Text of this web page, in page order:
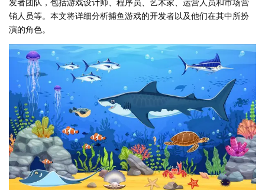
销人员等。本文将详细分析捕鱼游戏的开发者以及他们在其中所扮
演的角色。